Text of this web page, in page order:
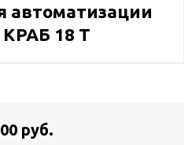
автоматизации
КРАБ 18 Т
руб.